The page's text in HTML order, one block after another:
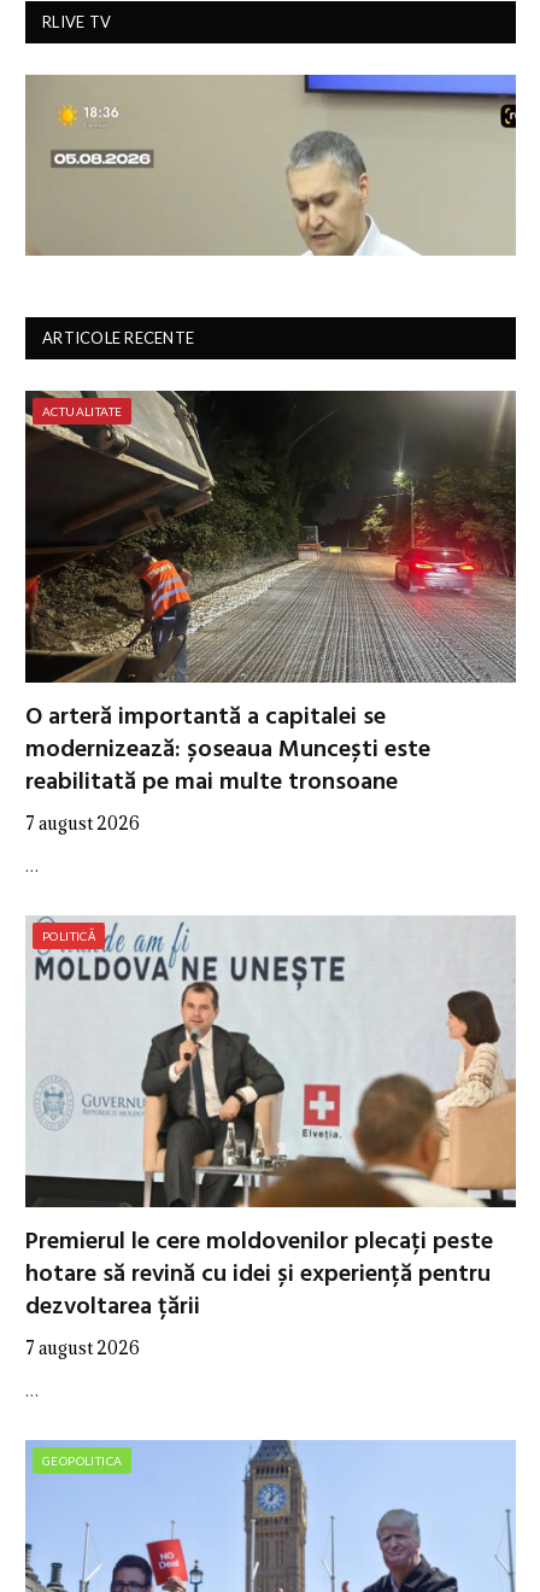
RLIVE TV
ARTICOLE RECENTE
ACTUALITATE
O arteră importantă a capitalei se
modernizează: șoseaua Muncești este
reabilitată pe mai multe tronsoane
7 august 2026
…
POLITICĂ
Premierul le cere moldovenilor plecați peste
hotare să revină cu idei și experiență pentru
dezvoltarea țării
7 august 2026
…
GEOPOLITICA